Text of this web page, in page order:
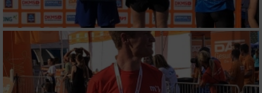
Funktional
Werbung